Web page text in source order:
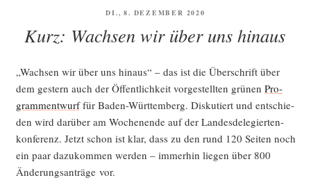
tei­
ge“
VERÖFFENTLICHT
DI., 8. DEZEMBER 2020
Kurz: Wachsen wir über uns hinaus
„Wach­sen wir über uns hin­aus“ – das ist die Über­schrift über
dem ges­tern auch der Öffent­lich­keit vor­ge­stell­ten grü­nen Pro­
gramm­ent­wurffür Baden-Würt­tem­berg. Dis­ku­tiert und ent­schie­
den wird dar­über am Wochen­en­de auf der Lan­des­de­le­gier­ten­
kon­fe­renz. Jetzt schon ist klar, dass zu den rund 120 Sei­ten noch
ein paar dazu­kom­men wer­den – immer­hin lie­gen über 800
Ände­rungs­an­trä­ge vor.